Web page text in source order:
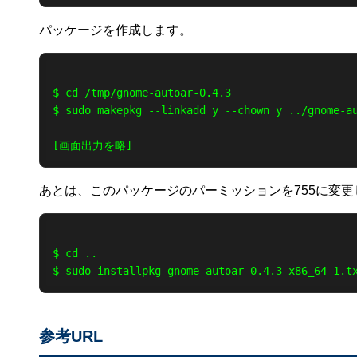
パッケージを作成します。
$ cd /tmp/gnome-autoar-0.4.3
$ sudo makepkg --linkadd y --chown y ../gnome-
あとは、このパッケージのパーミッションを755に変
$ cd ..
参考URL